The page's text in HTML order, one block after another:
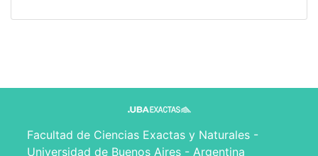
Facultad de Ciencias Exactas y Naturales -
Universidad de Buenos Aires - Argentina